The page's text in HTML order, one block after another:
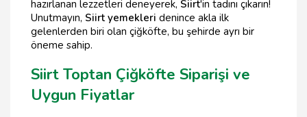
hazırlanan lezzetleri deneyerek, Siirt'in tadını çıkarın!
Unutmayın, Siirt yemekleri denince akla ilk
gelenlerden biri olan çiğköfte, bu şehirde ayrı bir
öneme sahip.
Siirt Toptan Çiğköfte Siparişi ve
Uygun Fiyatlar